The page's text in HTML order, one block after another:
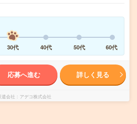
30代 40代 50代 60代
応募へ進む 詳しく見る
遣会社 アデコ株式会社